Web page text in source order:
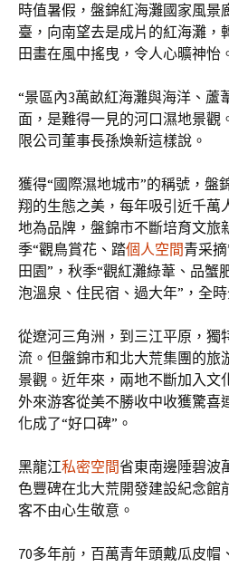
時值暑假，盤錦紅海灘國家風景
臺，向南望去是成片的紅海灘，
田畫在風中搖曳，令人心曠神怡
“景區內3萬畝紅海灘與海洋、蘆
面，是難得一見的河口濕地景觀
限公司董事長孫煥新這樣說。
獲得“國際濕地城市”的稱號，盤
翔的生態之美，每年吸引近千萬
地為品牌，盤錦市不斷培育文旅
季“觀鳥賞花、踏個人空間青采
田園”，秋季“觀紅灘綠葦、品蟹
泡溫泉、住民宿、過大年”，全
從遼河三角洲，到三江平原，獨
流。但盤錦市和北大荒集團的旅
景觀。近年來，兩地不斷加入文
外來游客從美不勝收中收獲驚喜
化成了“好口碑”。
黑龍江私密空間省東南邊陲碧波
色豐碑在北大荒開發建設紀念館
客不由心生敬意。
70多年前，百萬青年頭戴瓜皮帽